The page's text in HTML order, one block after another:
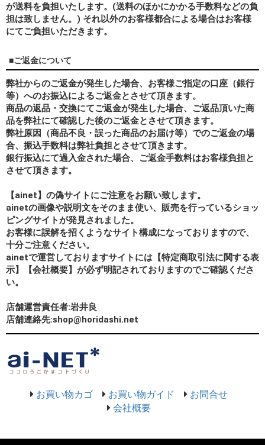
が送料を負担いたします。(送料のほかにかかる手数料などの負
担は致しません。) それ以外のお客様都合による場合はお客様
にてご負担いただきます。
■ご返金について
弊社からのご返金が発生した場合、お客様ご指定の口座（銀行
等）へのお振込によるご返金とさせて頂きます。
商品の返品・交換にてご返金が発生した場合、ご返品頂いた商
品を弊社にて確認した後のご返金とさせて頂きます。
弊社原因（商品不良・誤った商品のお届け等）でのご返金の場
合、振込手数料は弊社負担とさせて頂きます。
銀行振込にて過入金された場合、ご返金手数料はお客様負担と
させて頂きます。
【ainet】の偽サイトにご注意をお願い致します。
ainetの画像や説明文をそのまま使い、販売を行っているショッ
ピングサイトが発見されました。
お客様に誤解を招くようなサイト構成になっておりますので、
十分ご注意ください。
ainetで運営しておりますサイトには【特定商取引法に関する表
示】【会社概要】が必ず明記されておりますのでご確認くださ
い。
店舗運営責任者:岩井良
店舗連絡先:shop@horidashi.net
お買い物カゴ お買い物ガイド
お問合せ
会社概要